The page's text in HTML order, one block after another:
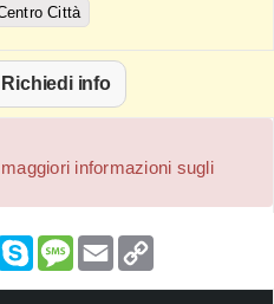
Città
Richiedi info
informazioni sugli
SkypeMessage
Email